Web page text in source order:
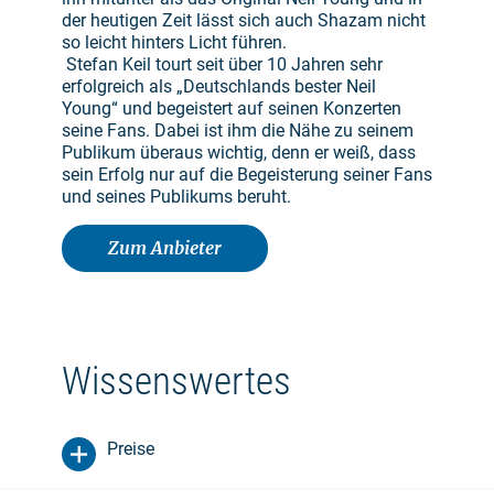
der heutigen Zeit lässt sich auch Shazam nicht
so leicht hinters Licht führen.
Stefan Keil tourt seit über 10 Jahren sehr
erfolgreich als „Deutschlands bester Neil
Young“ und begeistert auf seinen Konzerten
seine Fans. Dabei ist ihm die Nähe zu seinem
Publikum überaus wichtig, denn er weiß, dass
sein Erfolg nur auf die Begeisterung seiner Fans
und seines Publikums beruht.
Zum Anbieter
Wissenswertes
Preise